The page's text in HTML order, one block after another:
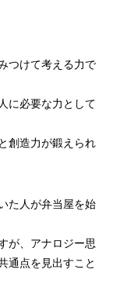
つけて考える力で
に必要な力として
創造力が鍛えられ
た人が弁当屋を始
が、アナロジー思
通点を見出すこと